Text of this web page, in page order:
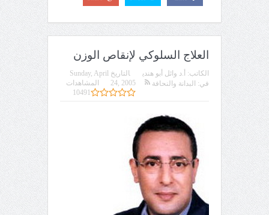
العلاج السلوكي لإنقاص الوزن
الكاتب: أ.د وائل أبو هندي التاريخ Sunday, April
24, 2005
في: البدانة والنحافة
المشاهدات
10491